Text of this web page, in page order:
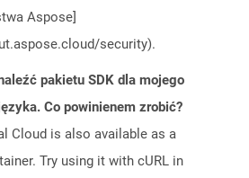
Aspose]
security).
pakietu SDK dla mojego
Co powinienem zrobić?
Cloud is also available as a
Try using it with cURL in